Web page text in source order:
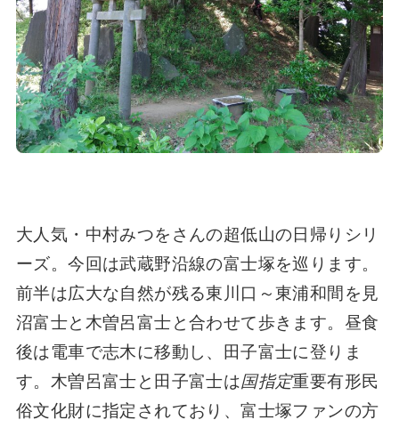
大人気・中村みつをさんの超低山の日帰りシリ
ーズ。今回は武蔵野沿線の富士塚を巡ります。
前半は広大な自然が残る東川口～東浦和間を見
沼富士と木曽呂富士と合わせて歩きます。昼食
後は電車で志木に移動し、田子富士に登りま
す。木曽呂富士と田子富士は国指定重要有形民
俗文化財に指定されており、富士塚ファンの方